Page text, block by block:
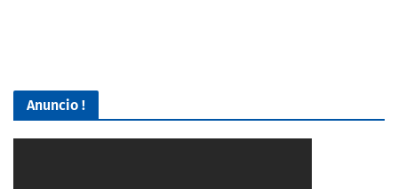
Anuncio !